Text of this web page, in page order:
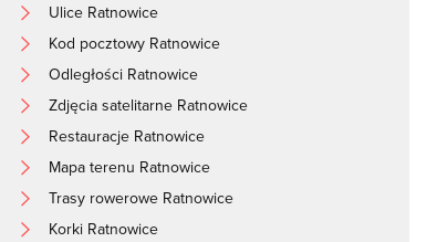
Ulice Ratnowice
Kod pocztowy Ratnowice
Odległości Ratnowice
Zdjęcia satelitarne Ratnowice
Restauracje Ratnowice
Mapa terenu Ratnowice
Trasy rowerowe Ratnowice
Korki Ratnowice